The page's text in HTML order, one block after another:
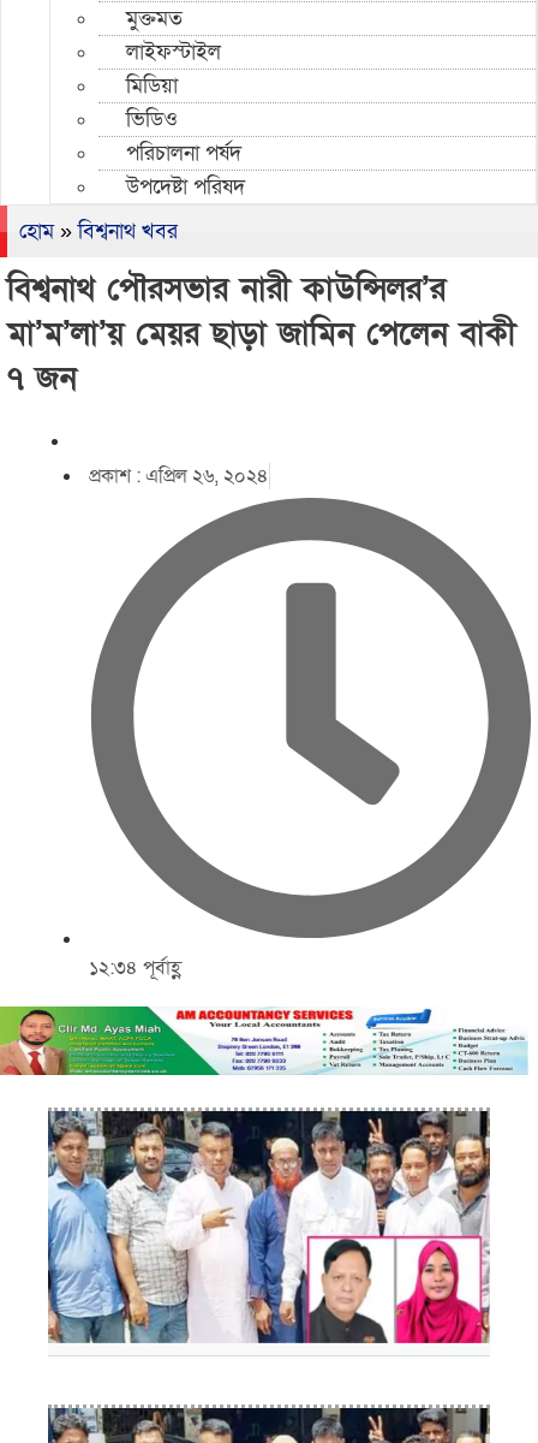
মুক্তমত
লাইফস্টাইল
মিডিয়া
ভিডিও
পরিচালনা পর্ষদ
উপদেষ্টা পরিষদ
হোম»বিশ্বনাথ খবর
বিশ্বনাথ পৌরসভার নারী কাউন্সিলর’র
মা’ম’লা’য় মেয়র ছাড়া জামিন পেলেন বাকী
৭ জন
প্রকাশ :এপ্রিল ২৬, ২০২৪
১২:৩৪ পূর্বাহ্ণ